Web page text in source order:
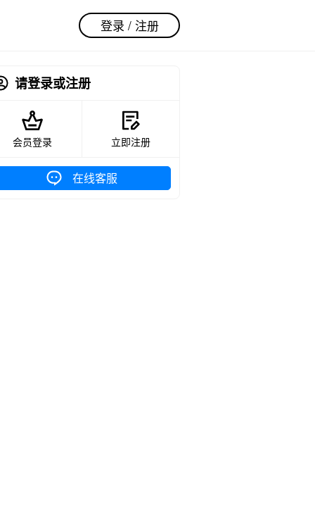
登录 / 注册
请登录或注册
会员登录 立即注册
在线客服